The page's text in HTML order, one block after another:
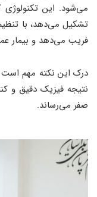
می‌شود. این
تشکیل می‌دهد، با
فریب می‌دهد و بیمار
درک این نکته مهم
نتیجه فیزیک دقیق و
صفر می‌رساند.